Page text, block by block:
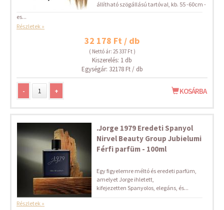
állítható szögállású tartóval, kb. 55 -60cm -
es...
Részletek »
32 178 Ft / db
( Nettó ár: 25 337 Ft )
Kiszerelés: 1 db
Egységár: 32178 Ft / db
- + KOSÁRBA
.Jorge 1979 Eredeti Spanyol
Nirvel Beauty Group Jubielumi
Férfi parfüm - 100ml
Egy figyelemre méltó és eredeti parfüm,
amelyet Jorge ihletett,
kifejezetten Spanyolos, elegáns, és...
Részletek »